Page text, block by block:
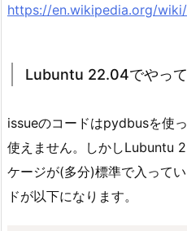
https://en.wikipedia.org/
Lubuntu 22.04でやっ
issueのコードはpydbusを使
使えません。しかしLubuntu
ケージが(多分)標準で入って
ドが以下になります。